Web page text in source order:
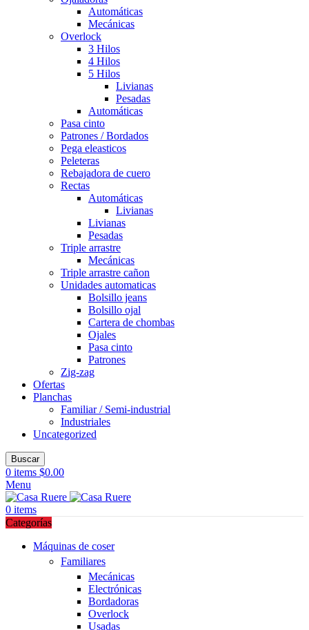
Automáticas
Mecánicas
Overlock
3 Hilos
4 Hilos
5 Hilos
Livianas
Pesadas
Automáticas
Pasa cinto
Patrones / Bordados
Pega eleasticos
Peleteras
Rebajadora de cuero
Rectas
Automáticas
Livianas
Livianas
Pesadas
Triple arrastre
Mecánicas
Triple arrastre cañon
Unidades automaticas
Bolsillo jeans
Bolsillo ojal
Cartera de chombas
Ojales
Pasa cinto
Patrones
Zig-zag
Ofertas
Planchas
Familiar / Semi-industrial
Industriales
Uncategorized
Buscar
0 items $0.00
Menu
0 items
Categorías
Máquinas de coser
Familiares
Mecánicas
Electrónicas
Bordadoras
Overlock
Usadas